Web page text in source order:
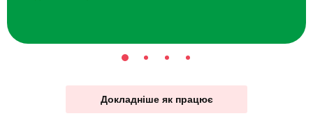
Докладніше як працює